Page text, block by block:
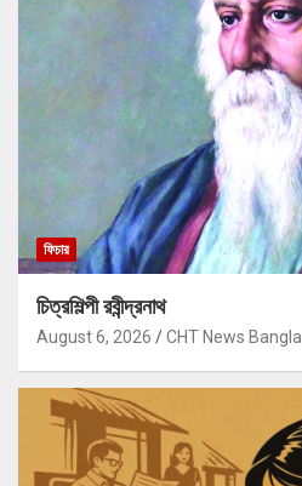
ফিচার
চিত্রশিল্পী রবীন্দ্রনাথ
August 6, 2026 CHT News Bangla